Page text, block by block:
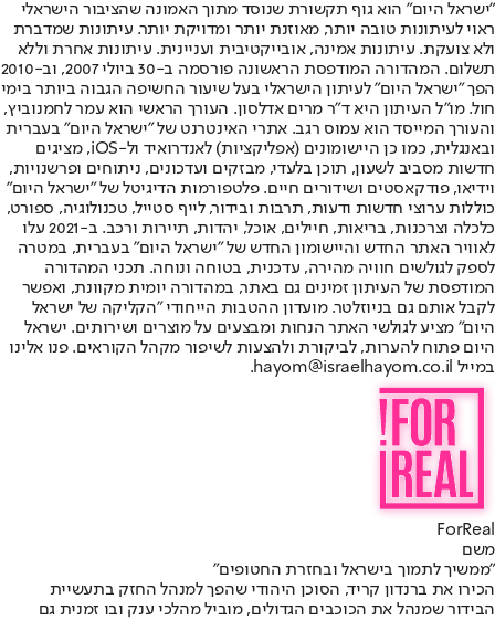
"ישראל היום" הוא גוף תקשורת שנוסד מתוך האמונה שהציבור הישראלי
ראוי לעיתונות טובה יותר, מאוזנת יותר ומדויקת יותר. עיתונות שמדברת
ולא צועקת. עיתונות אמינה, אובייקטיבית ועניינית. עיתונות אחרת וללא
תשלום. המהדורה המודפסת הראשונה פורסמה ב-30 ביולי 2007, וב-2010
הפך "ישראל היום" לעיתון הישראלי בעל שיעור החשיפה הגבוה ביותר בימי
חול. מו"ל העיתון היא ד"ר מרים אדלסון. העורך הראשי הוא עמר לחמנוביץ,
והעורך המייסד הוא עמוס רגב. אתרי האינטרנט של "ישראל היום" בעברית
ובאנגלית, כמו כן היישומונים (אפליקציות) לאנדרואיד ול-iOS, מציגים
חדשות מסביב לשעון, תוכן בלעדי, מבזקים ועדכונים, ניתוחים ופרשנויות,
וידיאו, פודקאסטים ושידורים חיים. פלטפורמות הדיגיטל של "ישראל היום"
כוללות ערוצי חדשות ודעות, תרבות ובידור, לייף סטייל, טכנולוגיה, ספורט,
כלכלה וצרכנות, בריאות, חיילים, אוכל, יהדות, תיירות ורכב. ב-2021 עלו
לאוויר האתר החדש והיישומון החדש של "ישראל היום" בעברית, במטרה
לספק לגולשים חוויה מהירה, עדכנית, בטוחה ונוחה. תכני המהדורה
המודפסת של העיתון זמינים גם באתר, במהדורה יומית מקוונת, ואפשר
לקבל אותם גם בניוזלטר. מועדון ההטבות הייחודי "הקליקה של ישראל
היום" מציע לגולשי האתר הנחות ומבצעים על מוצרים ושירותים. ישראל
היום פתוח להערות, לביקורת ולהצעות לשיפור מקהל הקוראים. פנו אלינו
במייל hayom@israelhayom.co.il.
ForReal
משם
"ממשיך לתמוך בישראל ובחזרת החטופים"
הכירו את ברנדון קריד, הסוכן היהודי שהפך למנהל החזק בתעשיית
הבידור שמנהל את הכוכבים הגדולים, מוביל מהלכי ענק ובו זמנית גם